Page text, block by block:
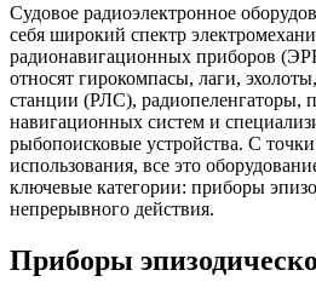
Судовое радиоэлектронное
себя широкий спектр
радионавигационных приборов
относят гирокомпасы, лаги,
станции (РЛС), радиопеленгаторы,
навигационных систем и
рыбопоисковые устройства. С
использования, все это
ключевые категории: приборы
непрерывного действия.
Приборы